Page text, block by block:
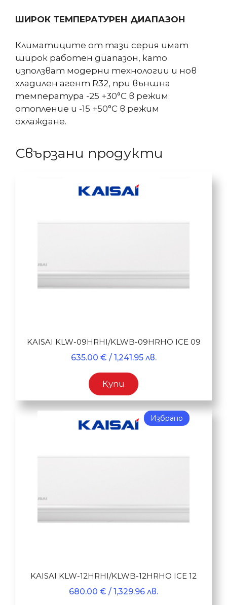
ШИРОК ТЕМПЕРАТУРЕН ДИАПАЗОН
Климатиците от тази серия имат
широк работен диапазон, като
използват модерни технологии и нов
хладилен агент R32, при външна
температура -25 +30°С в режим
отопление и -15 +50°С в режим
охлаждане.
Свързани продукти
KAISAI KLW-09HRHI/KLWB-09HRHO ICE 09
635.00 € / 1,241.95 лв.
Купи
Избрано
KAISAI KLW-12HRHI/KLWB-12HRHO ICE 12
680.00 € / 1,329.96 лв.